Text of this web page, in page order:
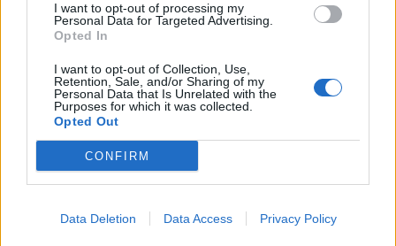
I want to opt-out of processing my
Personal Data for Targeted Advertising.
Opted In
I want to opt-out of Collection, Use,
Retention, Sale, and/or Sharing of my
Personal Data that Is Unrelated with the
Purposes for which it was collected.
Opted Out
CONFIRM
Data Deletion Data Access Privacy Policy
Αντίδραση των ιδιωτικών
υπαλλήλων για τη Λευκή Νύχτα
της Μυτιλήνης
Παρέμβαση της Ένωσης Ιδιωτικών
Υπαλλήλων Λέσβου για τα
διευρυμένα ωράρια και τις
συνθήκες εργασίας στα εμπορικά
καταστήματα
Έκκληση για νέο πυροσβεστικό
Ξεκίνησε εκστρατεία
συγκέντρωσης χρημάτων για την